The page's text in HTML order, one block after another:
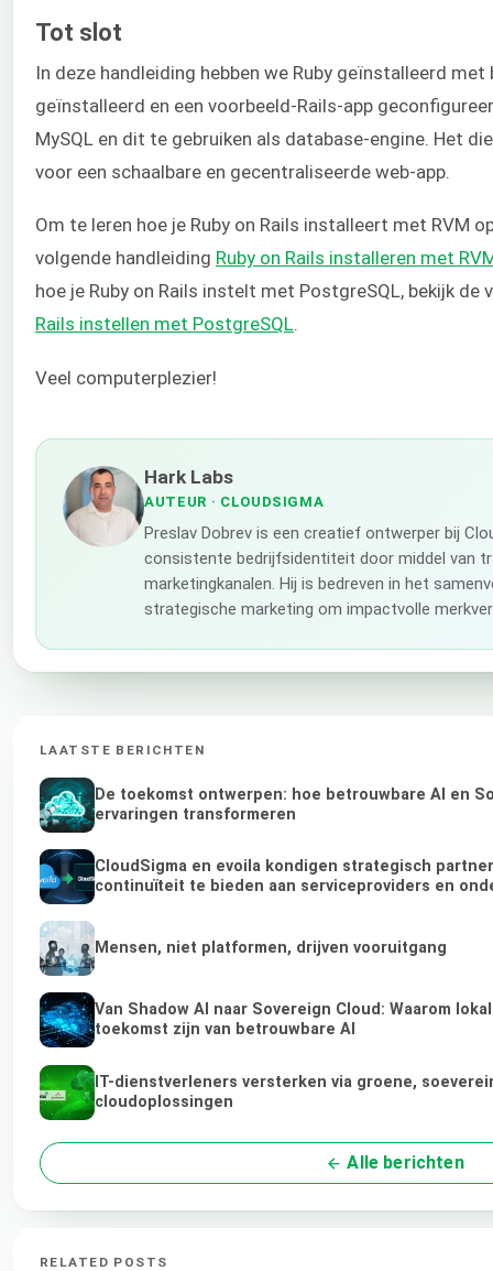
Tot slot
In deze handleiding hebben we Ruby geïnstalleerd met
geïnstalleerd en een voorbeeld-Rails-app
MySQL en dit te gebruiken als database-engine. Het
voor een schaalbare en gecentraliseerde web-app.
Om te leren hoe je Ruby on Rails installeert met RVM
volgende handleiding Ruby on Rails installeren met
hoe je Ruby on Rails instelt met PostgreSQL, bekijk de
Rails instellen met PostgreSQL.
Veel computerplezier!
Hark Labs
AUTEUR · CLOUDSIGMA
Preslav Dobrev is een creatief ontwerper bij
consistente bedrijfsidentiteit door middel van
marketingkanalen. Hij is bedreven in het
strategische marketing om impactvolle
LAATSTE BERICHTEN
De toekomst ontwerpen: hoe betrouwbare AI en
ervaringen transformeren
CloudSigma en evoila kondigen strategisch
continuïteit te bieden aan serviceproviders en
Mensen, niet platformen, drijven vooruitgang
Van Shadow AI naar Sovereign Cloud: Waarom
toekomst zijn van betrouwbare AI
IT-dienstverleners versterken via groene,
cloudoplossingen
Alle berichten
RELATED POSTS